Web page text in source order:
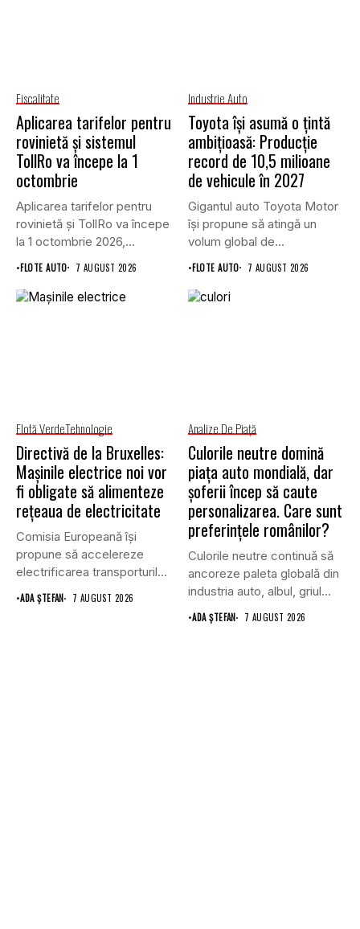
Fiscalitate
Aplicarea tarifelor pentru
rovinietă și sistemul
TollRo va începe la 1
octombrie
Aplicarea tarifelor pentru
rovinietă și TollRo va începe
la 1 octombrie 2026,...
•FLOTE AUTO 7 AUGUST 2026
Industrie Auto
Toyota își asumă o țintă
ambițioasă: Producție
record de 10,5 milioane
de vehicule în 2027
Gigantul auto Toyota Motor
își propune să atingă un
volum global de...
•FLOTE AUTO 7 AUGUST 2026
Flotă VerdeTehnologie
Directivă de la Bruxelles:
Mașinile electrice noi vor
fi obligate să alimenteze
rețeaua de electricitate
Comisia Europeană își
propune să accelereze
electrificarea transporturilor,
a clădirilor și a...
•ADA ȘTEFAN 7 AUGUST 2026
Analize De Piață
Culorile neutre domină
piața auto mondială, dar
șoferii încep să caute
personalizarea. Care sunt
preferințele românilor?
Culorile neutre continuă să
ancoreze paleta globală din
industria auto, albul, griul...
•ADA ȘTEFAN 7 AUGUST 2026